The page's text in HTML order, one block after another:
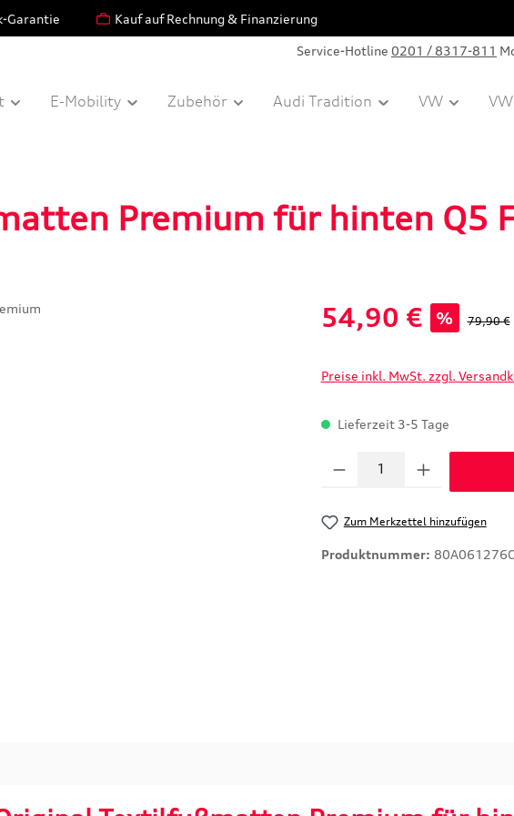
Garantie Kauf auf Rechnung & Finanzierung
Service-Hotline 0201 / 8317-811
E-Mobility Zubehör Audi Tradition VW
Premium für hinten Q5
Verkaufspreis:
54,90 € % 79,90 €
Preise inkl. MwSt. zzgl.
Lieferzeit 3-5 Tage
Produkt Anzahl: Gib den
Zum Merkzettel hinzufügen
Produktnummer: